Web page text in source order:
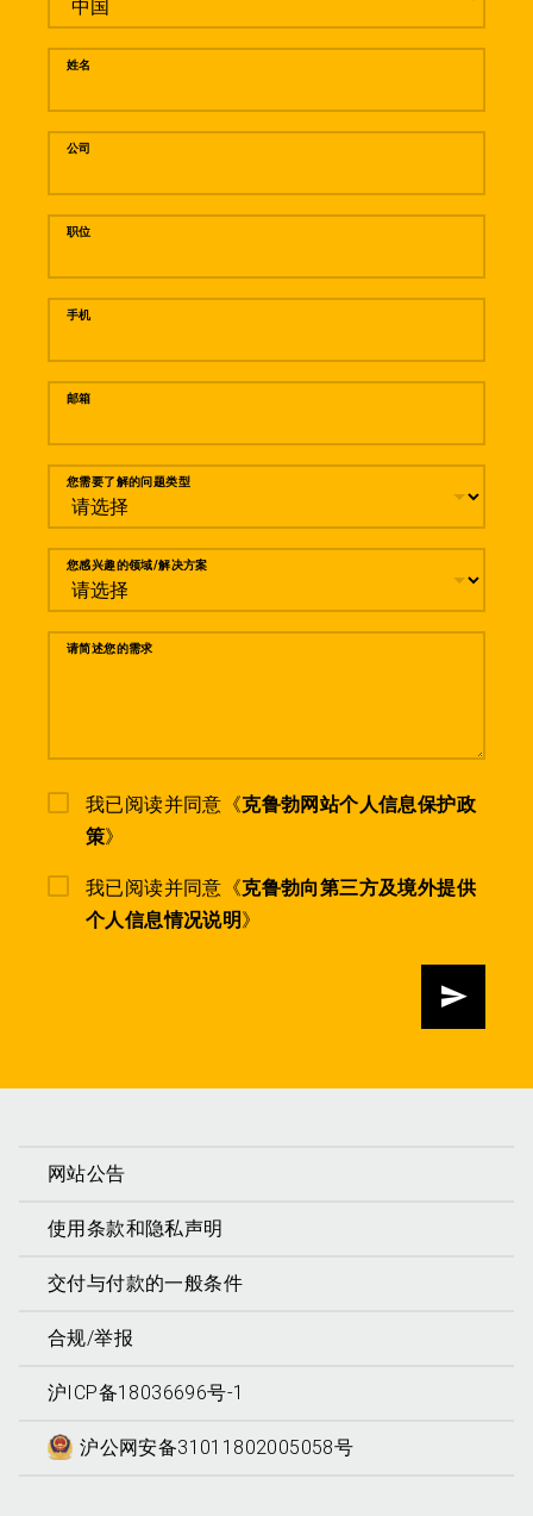
姓名
公司
职位
手机
邮箱
您需要了解的问题类型
您感兴趣的领域/解决方案
请简述您的需求
我已阅读并同意《克鲁勃网站个人信息保护政
策》
我已阅读并同意《克鲁勃向第三方及境外提供
个人信息情况说明》
发送
网站公告
使用条款和隐私声明
交付与付款的一般条件
合规/举报
沪ICP备18036696号-1
沪公网安备31011802005058号